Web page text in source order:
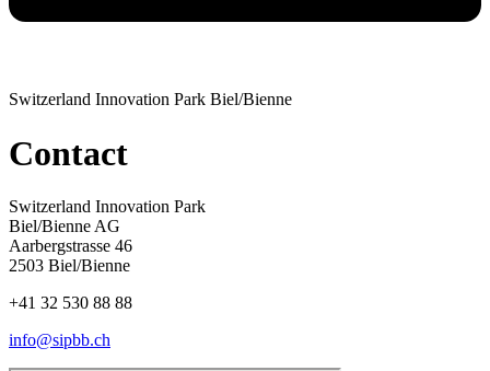
Switzerland Innovation Park Biel/Bienne
Contact
Switzerland Innovation Park
Biel/Bienne AG
Aarbergstrasse 46
2503 Biel/Bienne
+41 32 530 88 88
info@sipbb.ch